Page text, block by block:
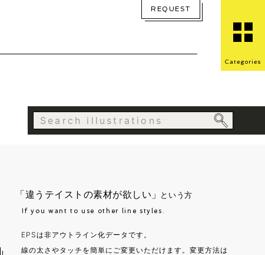
REQUEST
Categories
「違うテイストの素材が欲しい」 という方
If you want to use other line styles.
EPSは非アウトライン化データです。
線の太さやタッチを簡単にご変更いただけます。変更方法は